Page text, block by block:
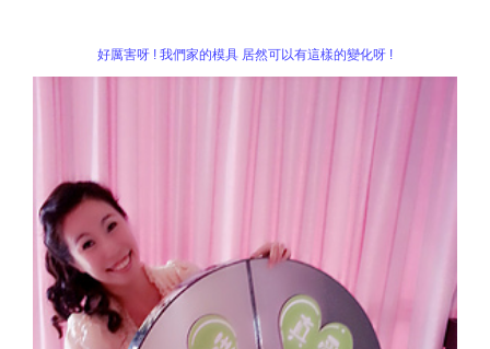
好厲害呀 ! 我們家的模具 居然可以有這樣的變化呀 !